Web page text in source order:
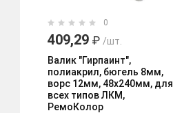
0
409,29 ₽ /шт.
Валик "Гирпаинт",
полиакрил, бюгель 8мм,
ворс 12мм, 48х240мм, для
всех типов ЛКМ,
РемоКолор